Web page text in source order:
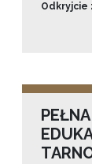
Odkryjcie